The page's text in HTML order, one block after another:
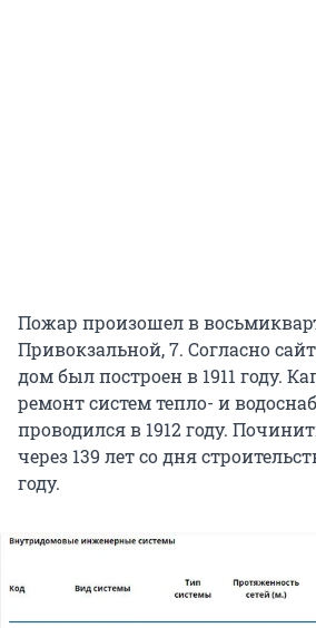
Пожар произошел в
Привокзальной, 7. Согласно
дом был построен в 1911 году.
ремонт систем тепло- и
проводился в 1912 году.
через 139 лет со дня
году.